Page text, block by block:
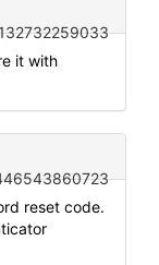
it with
reset code.